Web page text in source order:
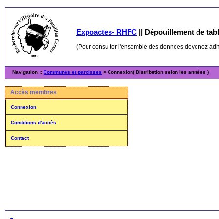
Expoactes- RHFC || Dépouillement de
(Pour consulter l'ensemble des données devenez
Navigation :: Communes et paroisses > Connexion( Distribution selon les années )
Accès membres
Connexion
Conditions d'accès
Contact